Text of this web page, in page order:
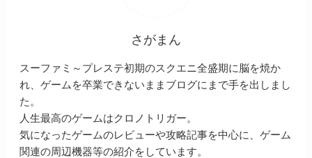
さがまん
スーファミ～プレステ初期のスクエニ全盛期に脳を焼か
れ、ゲームを卒業できないままブログにまで手を出しまし
た。
人生最高のゲームはクロノトリガー。
気になったゲームのレビューや攻略記事を中心に、ゲーム
関連の周辺機器等の紹介をしています。